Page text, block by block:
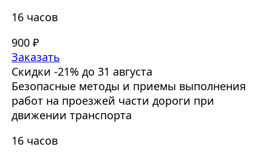
16 часов
900 ₽
Заказать
Скидки -21% до 31 августа
Безопасные методы и приемы выполнения
работ на проезжей части дороги при
движении транспорта
16 часов